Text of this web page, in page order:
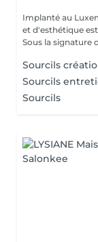
Implanté au
et d'esthétique
Sous la signature
Sourcils
Sourcils
Sourcils